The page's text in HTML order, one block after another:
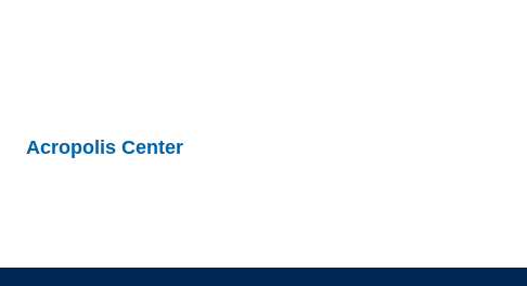
Acropolis Center